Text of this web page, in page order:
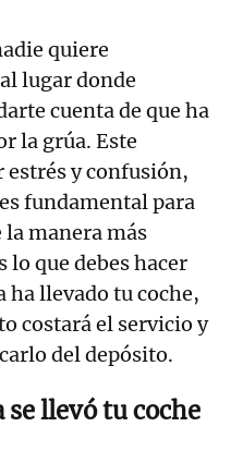
quiere
lugar donde
cuenta de que ha
la grúa. Este
estrés y confusión,
fundamental para
manera más
lo que debes hacer
llevado tu coche,
costará el servicio y
del depósito.
llevó tu coche